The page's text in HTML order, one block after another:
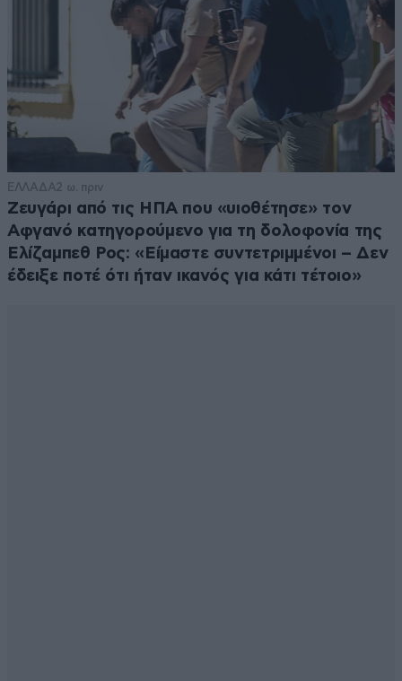
ΕΛΛΑΔΑ2 ω. πριν
Ζευγάρι από τις ΗΠΑ που «υιοθέτησε» τον
Αφγανό κατηγορούμενο για τη δολοφονία της
Ελίζαμπεθ Ρος: «Είμαστε συντετριμμένοι – Δεν
έδειξε ποτέ ότι ήταν ικανός για κάτι τέτοιο»